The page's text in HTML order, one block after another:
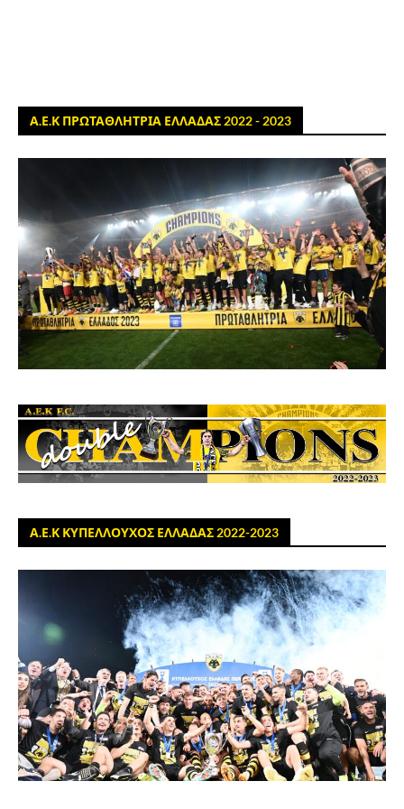
Α.Ε.Κ ΠΡΩΤΑΘΛΗΤΡΙΑ ΕΛΛΑΔΑΣ 2022 - 2023
Α.Ε.Κ ΚΥΠΕΛΛΟΥΧΟΣ ΕΛΛΑΔΑΣ 2022-2023